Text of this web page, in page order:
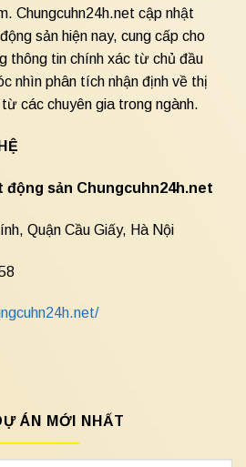
Chungcuhn24h.net cập nhật
sản hiện nay, cung cấp cho
thông tin chính xác từ chủ đầu
nhìn phân tích nhận định về thị
các chuyên gia trong ngành.
sản Chungcuhn24h.net
Quận Cầu Giấy, Hà Nội
ÁN MỚI NHẤT